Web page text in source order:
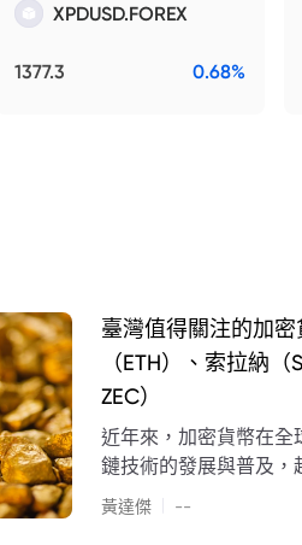
XPDUSD.FOREX
1377.3 0.68%
臺灣值得關注的加
（ETH）、索拉納
ZEC）
近年來，加密貨幣在全
鏈技術的發展與普及，
貨幣市場。
黃達傑 --